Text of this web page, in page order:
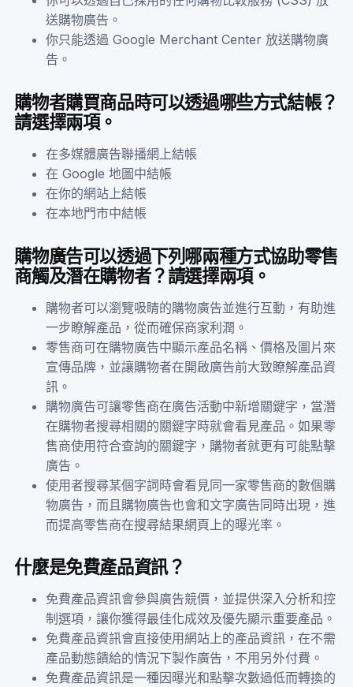
送購物廣告。
你只能透過 Google Merchant Center 放送購物廣
告。
購物者購買商品時可以透過哪些方式結帳？
請選擇兩項。
在多媒體廣告聯播網上結帳
在 Google 地圖中結帳
在你的網站上結帳
在本地門市中結帳
購物廣告可以透過下列哪兩種方式協助零售
商觸及潛在購物者？請選擇兩項。
購物者可以瀏覽吸睛的購物廣告並進行互動，有助進
一步瞭解產品，從而確保商家利潤。
零售商可在購物廣告中顯示產品名稱、價格及圖片來
宣傳品牌，並讓購物者在開啟廣告前大致瞭解產品資
訊。
購物廣告可讓零售商在廣告活動中新增關鍵字，當潛
在購物者搜尋相關的關鍵字時就會看見產品。如果零
售商使用符合查詢的關鍵字，購物者就更有可能點擊
廣告。
使用者搜尋某個字詞時會看見同一家零售商的數個購
物廣告，而且購物廣告也會和文字廣告同時出現，進
而提高零售商在搜尋結果網頁上的曝光率。
什麼是免費產品資訊？
免費產品資訊會參與廣告競價，並提供深入分析和控
制選項，讓你獲得最佳化成效及優先顯示重要產品。
免費產品資訊會直接使用網站上的產品資訊，在不需
產品動態饋給的情況下製作廣告，不用另外付費。
免費產品資訊是一種因曝光和點擊次數過低而轉換的